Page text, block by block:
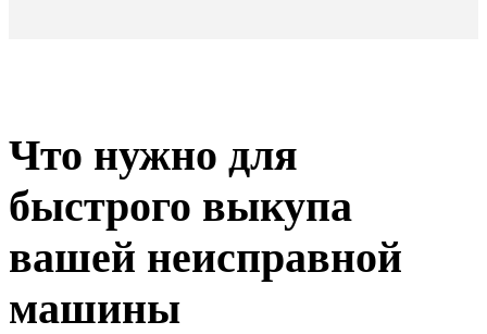
Что нужно для
быстрого выкупа
вашей неисправной
машины